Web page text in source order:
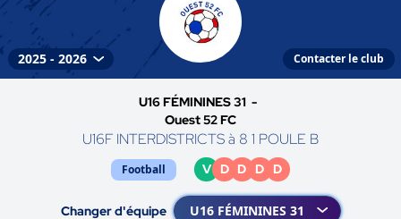
Contacter le club
U16 FÉMININES 31 -
Ouest 52 FC
U16F INTERDISTRICTS à 8 1 POULE B
Football V D D D D
Changer d'équipe